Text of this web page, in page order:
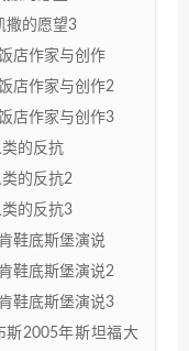
撒的愿望3
店作家与创作
店作家与创作2
店作家与创作3
的反抗
的反抗2
的反抗3
鞋底斯堡演说
鞋底斯堡演说2
鞋底斯堡演说3
斯2005年斯坦福大